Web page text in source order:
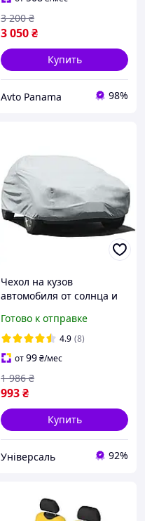
3 050₴
3 200 ₴
Купить
Avto Panama 98%
Чехол на кузов
автомобиля от солнца и
накидка на машину
светоотражающий
водоотталкивающий
HDUEUW
Готово к отправке
4.9 (8)
от99₴/мес
993₴
1 986 ₴
Купить
Універсаль 92%